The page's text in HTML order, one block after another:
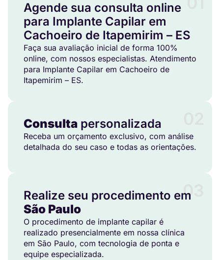
Agende sua consulta online
para Implante Capilar em
Cachoeiro de Itapemirim – ES
Faça sua avaliação inicial de forma 100%
online, com nossos especialistas. Atendimento
para Implante Capilar em Cachoeiro de
Itapemirim – ES.
Consulta personalizada
Receba um orçamento exclusivo, com análise
detalhada do seu caso e todas as orientações.
03
Realize seu procedimento em
São Paulo
O procedimento de implante capilar é
realizado presencialmente em nossa clínica
em São Paulo, com tecnologia de ponta e
equipe especializada.